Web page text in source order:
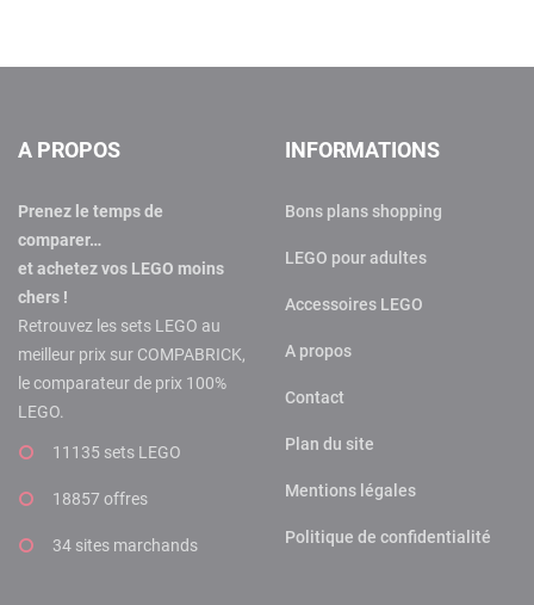
A PROPOS
Prenez le temps de
comparer…
et achetez vos LEGO moins
chers !
Retrouvez les sets LEGO au
meilleur prix sur COMPABRICK,
le comparateur de prix 100%
LEGO.
11135 sets LEGO
18857 offres
34 sites marchands
INFORMATIONS
Bons plans shopping
LEGO pour adultes
Accessoires LEGO
A propos
Contact
Plan du site
Mentions légales
Politique de confidentialité